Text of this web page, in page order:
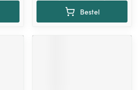
Bestel